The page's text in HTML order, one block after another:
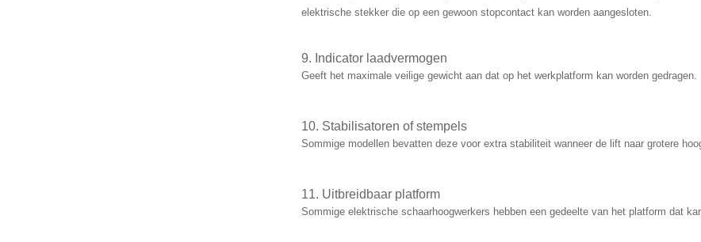
elektrische stekker die op een gewoon stopcontact kan worden aangesloten.
9. Indicator laadvermogen
Geeft het maximale veilige gewicht aan dat op het werkplatform kan worden gedragen.
10. Stabilisatoren of stempels
Sommige modellen bevatten deze voor extra stabiliteit wanneer de lift naar grotere
11. Uitbreidbaar platform
Sommige elektrische schaarhoogwerkers hebben een gedeelte van het platform dat